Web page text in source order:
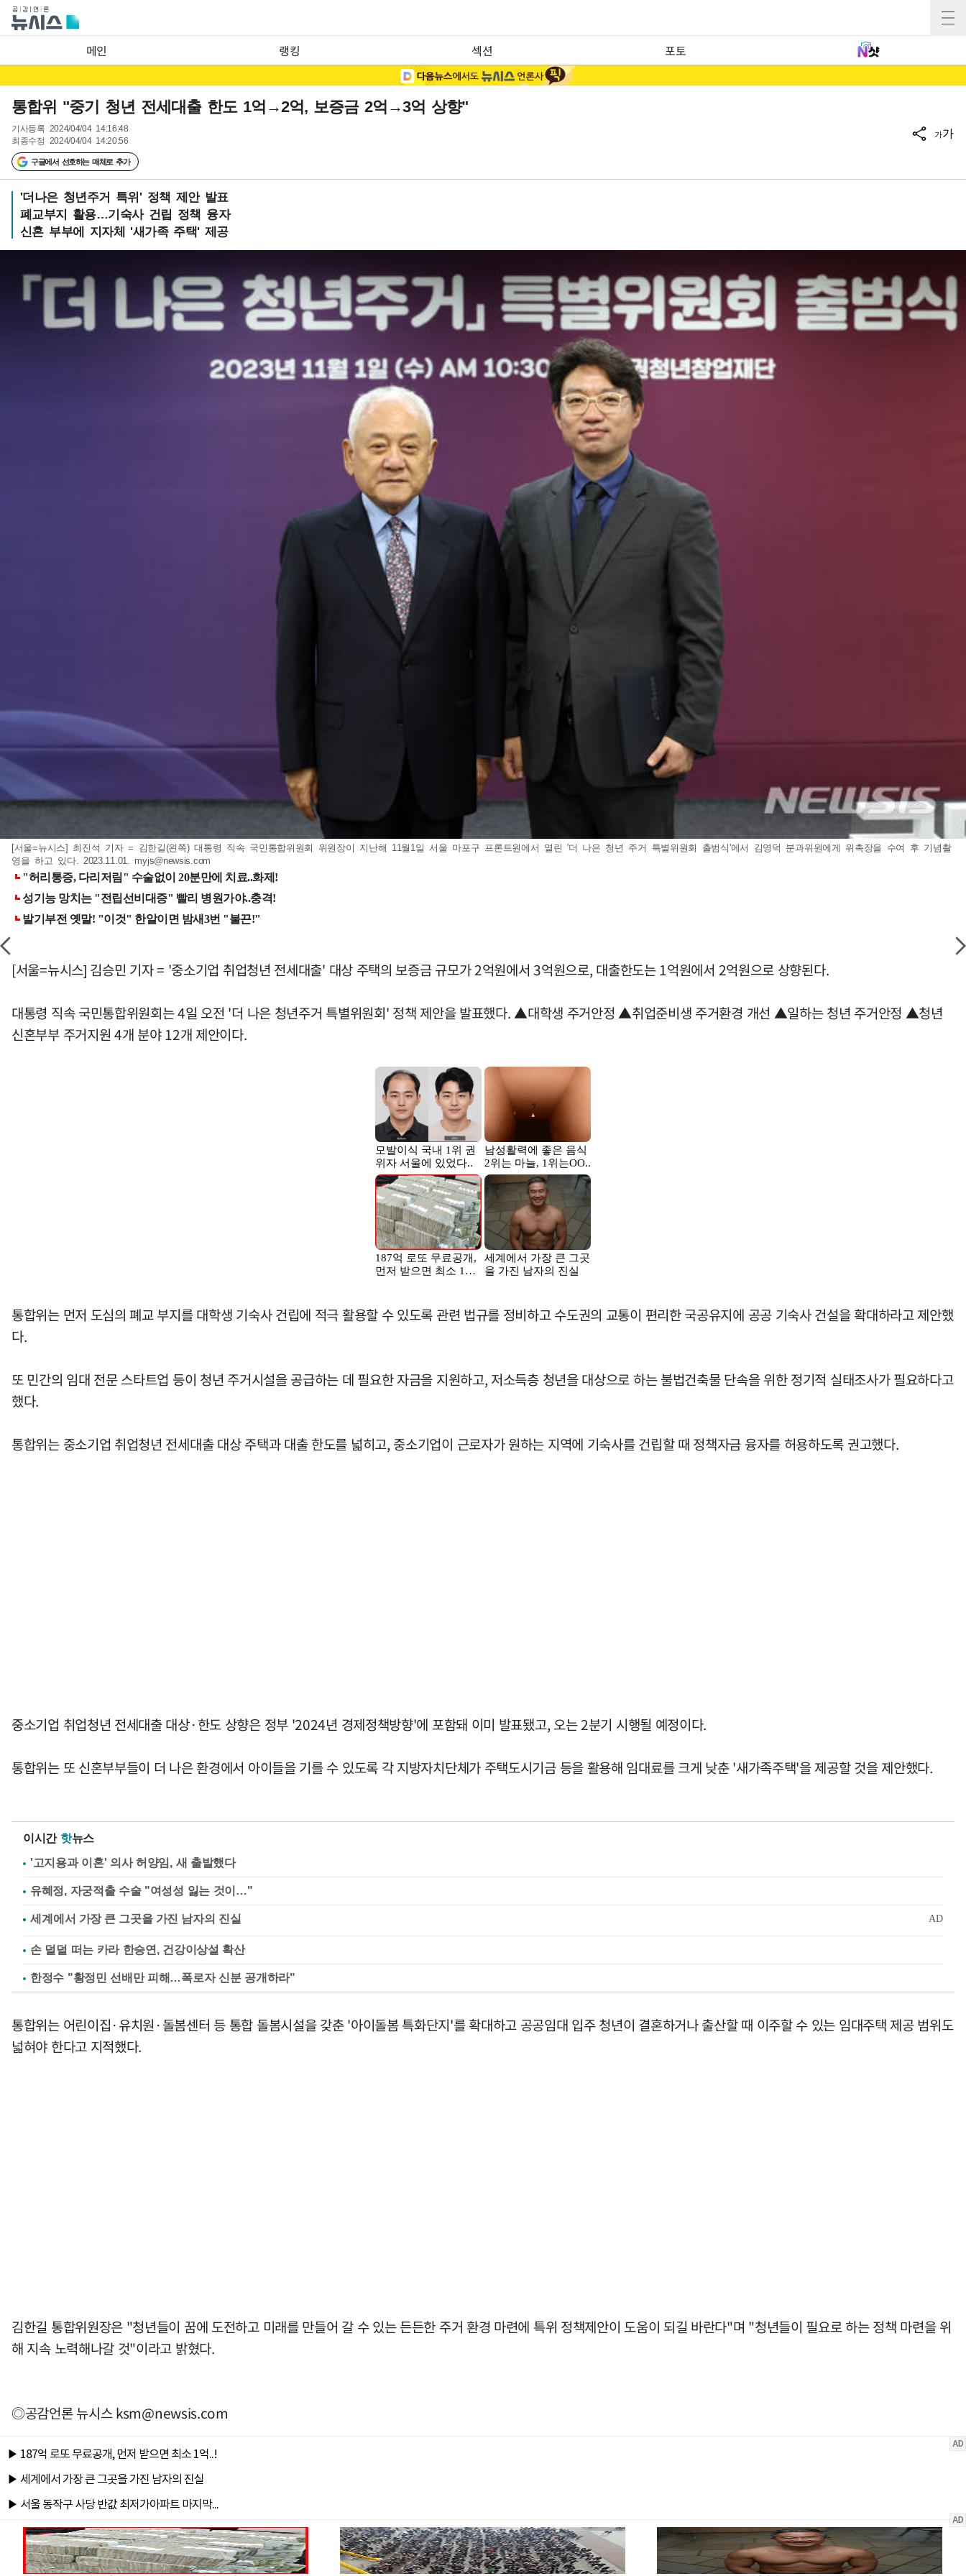
메인 랭킹 섹션 포토
통합위 "중기 청년 전세대출 한도 1억→2억, 보증금 2억→3억 상향"
기사등록 2024/04/04 14:16:48
최종수정 2024/04/04 14:20:56
구글에서 선호하는 매체로 추가
가가
'더나은 청년주거 특위' 정책 제안 발표
폐교부지 활용…기숙사 건립 정책 융자
신혼 부부에 지자체 '새가족 주택' 제공
[서울=뉴시스] 최진석 기자 = 김한길(왼쪽) 대통령 직속 국민통합위원회 위원장이 지난해 11월1일 서울 마포구 프론트원에서 열린 '더 나은 청년 주거 특별위원회 출범식'에서 김영덕 분과위원에게 위촉장을 수여 후 기념촬
영을 하고 있다. 2023.11.01. myjs@newsis.com
[서울=뉴시스] 김승민 기자 = '중소기업 취업청년 전세대출' 대상 주택의 보증금 규모가 2억원에서 3억원으로, 대출한도는 1억원에서 2억원으로 상향된다.
대통령 직속 국민통합위원회는 4일 오전 '더 나은 청년주거 특별위원회' 정책 제안을 발표했다. ▲대학생 주거안정 ▲취업준비생 주거환경 개선 ▲일하는 청년 주거안정 ▲청년
신혼부부 주거지원 4개 분야 12개 제안이다.
통합위는 먼저 도심의 폐교 부지를 대학생 기숙사 건립에 적극 활용할 수 있도록 관련 법규를 정비하고 수도권의 교통이 편리한 국공유지에 공공 기숙사 건설을 확대하라고 제안했
다.
또 민간의 임대 전문 스타트업 등이 청년 주거시설을 공급하는 데 필요한 자금을 지원하고, 저소득층 청년을 대상으로 하는 불법건축물 단속을 위한 정기적 실태조사가 필요하다고
했다.
통합위는 중소기업 취업청년 전세대출 대상 주택과 대출 한도를 넓히고, 중소기업이 근로자가 원하는 지역에 기숙사를 건립할 때 정책자금 융자를 허용하도록 권고했다.
중소기업 취업청년 전세대출 대상·한도 상향은 정부 '2024년 경제정책방향'에 포함돼 이미 발표됐고, 오는 2분기 시행될 예정이다.
통합위는 또 신혼부부들이 더 나은 환경에서 아이들을 기를 수 있도록 각 지방자치단체가 주택도시기금 등을 활용해 임대료를 크게 낮춘 '새가족주택'을 제공할 것을 제안했다.
이시간 핫뉴스
'고지용과 이혼' 의사 허양임, 새 출발했다
유혜정, 자궁적출 수술 "여성성 잃는 것이…"
손 덜덜 떠는 카라 한승연, 건강이상설 확산
한정수 "황정민 선배만 피해…폭로자 신분 공개하라"
통합위는 어린이집·유치원·돌봄센터 등 통합 돌봄시설을 갖춘 '아이돌봄 특화단지'를 확대하고 공공임대 입주 청년이 결혼하거나 출산할 때 이주할 수 있는 임대주택 제공 범위도
넓혀야 한다고 지적했다.
김한길 통합위원장은 "청년들이 꿈에 도전하고 미래를 만들어 갈 수 있는 든든한 주거 환경 마련에 특위 정책제안이 도움이 되길 바란다"며 "청년들이 필요로 하는 정책 마련을 위
해 지속 노력해나갈 것"이라고 밝혔다.
◎공감언론 뉴시스ksm@newsis.com